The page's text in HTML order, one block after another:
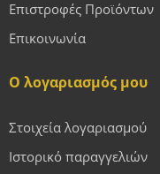
Επιστροφές Προϊόντων
Επικοινωνία
Ο λογαριασμός μου
Στοιχεία λογαριασμού
Ιστορικό παραγγελιών